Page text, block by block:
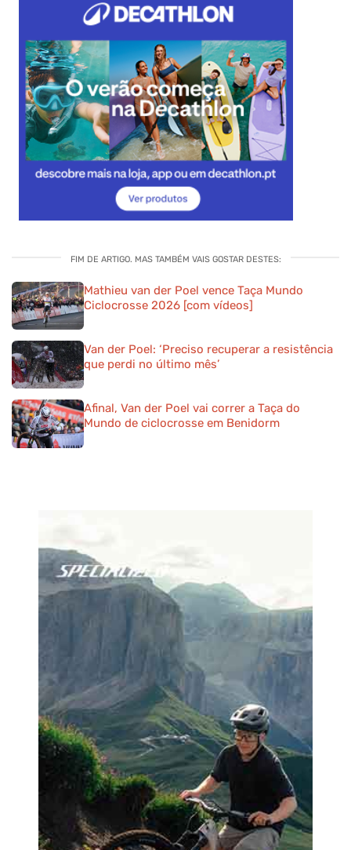
FIM DE ARTIGO. MAS TAMBÉM VAIS GOSTAR DESTES:
Mathieu van der Poel vence Taça Mundo
Ciclocrosse 2026 [com vídeos]
Van der Poel: ‘Preciso recuperar a resistência
que perdi no último mês’
Afinal, Van der Poel vai correr a Taça do
Mundo de ciclocrosse em Benidorm